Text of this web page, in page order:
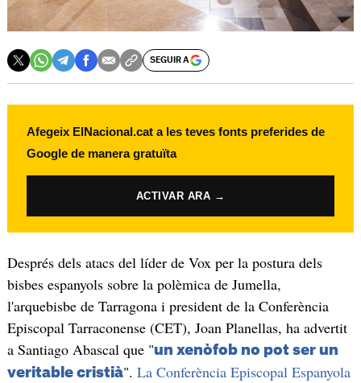
SEGUIR A
Afegeix ElNacional.cat a les teves fonts preferides de
Google de manera gratuïta
ACTIVAR ARA →
Després dels atacs del líder de Vox per la postura dels
bisbes espanyols sobre la polèmica de Jumella,
l'arquebisbe de Tarragona i president de la Conferència
Episcopal Tarraconense (CET), Joan Planellas, ha advertit
a Santiago Abascal que "un xenòfob no pot ser un
veritable cristià". La Conferència Episcopal Espanyola